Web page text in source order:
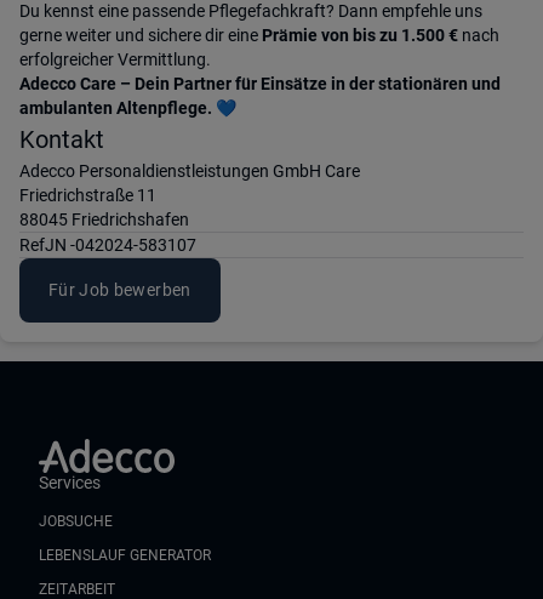
Du kennst eine passende Pflegefachkraft? Dann empfehle uns
gerne weiter und sichere dir eine Prämie von bis zu 1.500 € nach
erfolgreicher Vermittlung.
Adecco Care – Dein Partner für Einsätze in der stationären und
ambulanten Altenpflege. 💙
Kontakt
Adecco Personaldienstleistungen GmbH Care
Friedrichstraße 11
88045 Friedrichshafen
RefJN -042024-583107
Für Job bewerben
Services
JOBSUCHE
LEBENSLAUF GENERATOR
ZEITARBEIT